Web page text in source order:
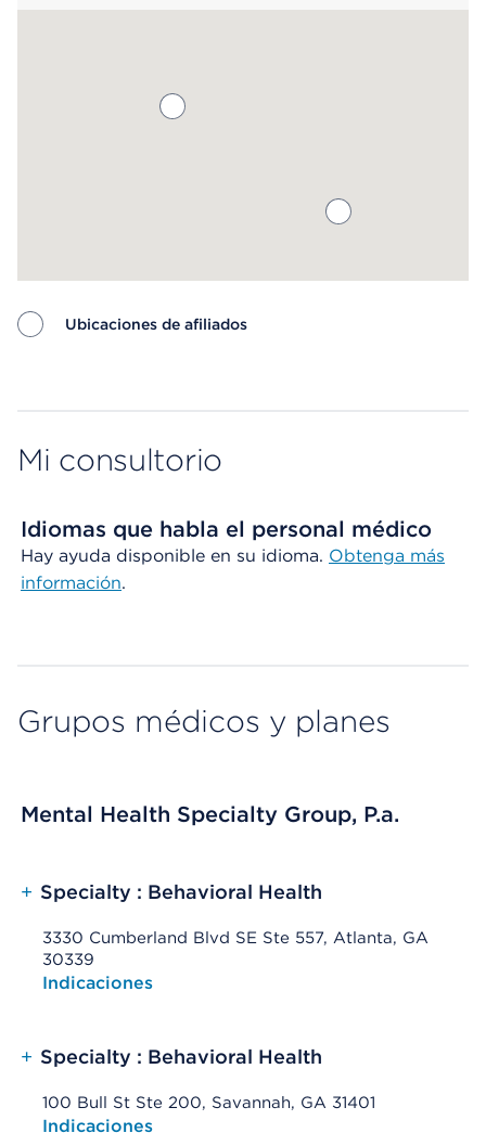
Ubicaciones de afiliados
Mi consultorio
Idiomas que habla el personal médico
Hay ayuda disponible en su idioma. Obtenga más
información.
Grupos médicos y planes
Mental Health Specialty Group, P.a.
+ Specialty : Behavioral Health
3330 Cumberland Blvd SE Ste 557, Atlanta, GA
30339
Opens native map application on mobile devices
Indicaciones
+ Specialty : Behavioral Health
100 Bull St Ste 200, Savannah, GA 31401
Opens native map application on mobile devices
Indicaciones